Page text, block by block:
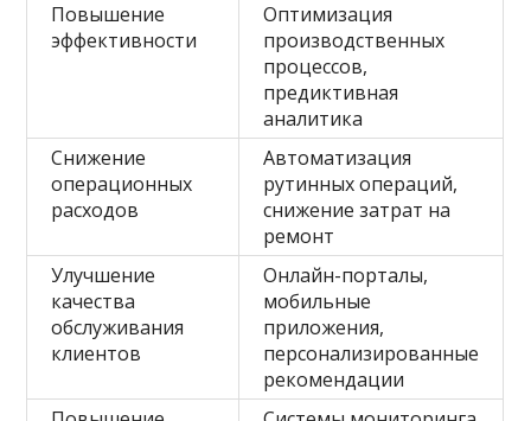
Повышение
эффективности
Оптимизация
производственных
процессов,
предиктивная
аналитика
Снижение
операционных
расходов
Автоматизация
рутинных операций,
снижение затрат на
ремонт
Улучшение
качества
обслуживания
клиентов
Онлайн-порталы,
мобильные
приложения,
персонализированные
рекомендации